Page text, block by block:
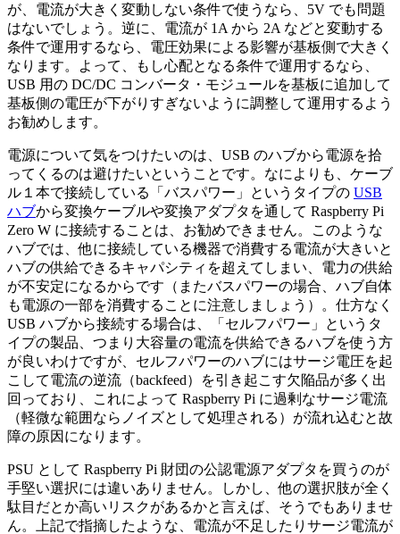
が、電流が大きく変動しない条件で使うなら、5V でも問題
はないでしょう。逆に、電流が 1A から 2A などと変動する
条件で運用するなら、電圧効果による影響が基板側で大きく
なります。よって、もし心配となる条件で運用するなら、
USB 用の DC/DC コンバータ・モジュールを基板に追加して
基板側の電圧が下がりすぎないように調整して運用するよう
お勧めします。
電源について気をつけたいのは、USB のハブから電源を拾
ってくるのは避けたいということです。なによりも、ケーブ
ル１本で接続している「バスパワー」というタイプの USB
ハブから変換ケーブルや変換アダプタを通して Raspberry Pi
Zero W に接続することは、お勧めできません。このような
ハブでは、他に接続している機器で消費する電流が大きいと
ハブの供給できるキャパシティを超えてしまい、電力の供給
が不安定になるからです（またバスパワーの場合、ハブ自体
も電源の一部を消費することに注意しましょう）。仕方なく
USB ハブから接続する場合は、「セルフパワー」というタ
イプの製品、つまり大容量の電流を供給できるハブを使う方
が良いわけですが、セルフパワーのハブにはサージ電圧を起
こして電流の逆流（backfeed）を引き起こす欠陥品が多く出
回っており、これによって Raspberry Pi に過剰なサージ電流
（軽微な範囲ならノイズとして処理される）が流れ込むと故
障の原因になります。
PSU として Raspberry Pi 財団の公認電源アダプタを買うのが
手堅い選択には違いありません。しかし、他の選択肢が全く
駄目だとか高いリスクがあるかと言えば、そうでもありませ
ん。上記で指摘したような、電流が不足したりサージ電流が